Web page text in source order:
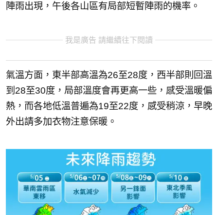
陣雨出現，午後各山區有局部短暫陣雨的機率。
我是廣告 請繼續往下閱讀
氣溫方面，東半部高溫為26至28度，西半部則回溫
到28至30度，局部溫度會再更高一些，感受溫暖偏
熱，而各地低溫普遍為19至22度，感受稍涼，早晚
外出請多加衣物注意保暖。